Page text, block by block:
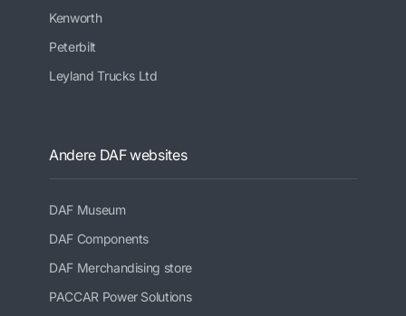
Kenworth
Peterbilt
Leyland Trucks Ltd
Andere DAF websites
DAF Museum
DAF Components
DAF Merchandising store
PACCAR Power Solutions